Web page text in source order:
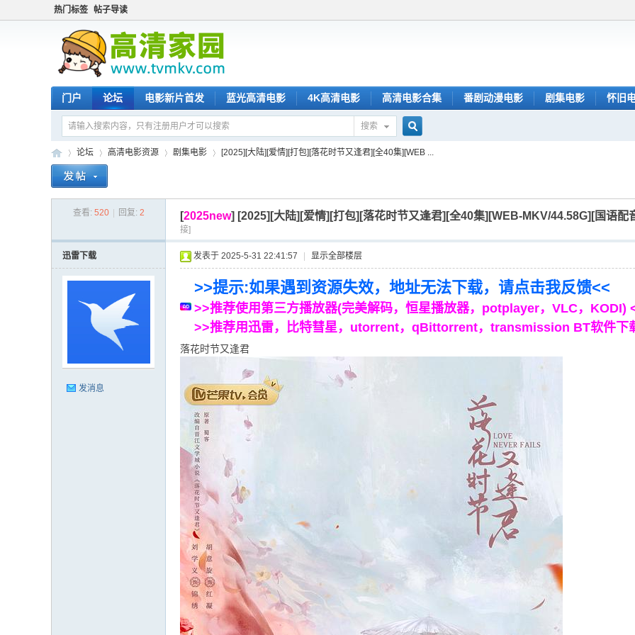
热门标签 帖子导读
门户 论坛 电影新片首发 蓝光高清电影 4K高清电影 高清电影合集 番剧动漫电影 剧集电影 怀旧
搜索
搜
索
论坛
›
高清电影资源 剧集电影
›
[2025][大陆][爱情][打包][落花时节又逢君][全40集][WEB ...
查看: 520 回复: 2 [2025new] [2025][大陆][爱情][打包][落花时节又逢君][全40集][WEB-MKV/44.58G][国语配
接]
迅雷下载
发消息
发表于 2025-5-31 22:41:57 显示全部楼层
>>提示:如果遇到资源失效，地址无法下载，请点击我反馈<<
>>推荐使用第三方播放器(完美解码，恒星播放器，potplayer，VLC，KODI)
>>推荐用迅雷，比特彗星，utorrent，qBittorrent，transmission BT软件下
落花时节又逢君